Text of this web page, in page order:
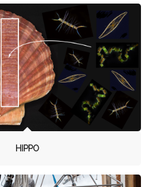
HIPPO